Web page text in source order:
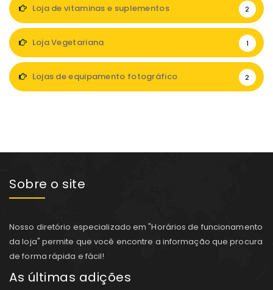
Loja de vitaminas e suplementos 2
Loja Vegetariana 1
Lojas de equipamento fotográfico 2
Sobre o site
Nosso diretório especializado em "Horários de funcionamento
da loja" permite que você encontre a informação que procura
de forma rápida e fácil!
As últimas adições